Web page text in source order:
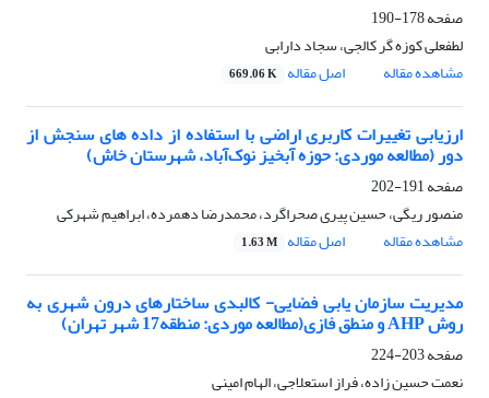
صفحه178-190
لطفعلی کوزه گر کالجی، سجاد دارابی
مشاهده مقاله
اصل مقاله 669.06 K
ارزیابی تغییرات کاربری اراضی با استفاده از داده های سنجش از
دور (مطالعه موردی: حوزه آبخیز نوک‌آباد، شهرستان خاش)
صفحه191-202
منصور ریگی، حسین پیری صحراگرد، محمدرضا دهمرده، ابراهیم شهرکی
مشاهده مقاله
اصل مقاله 1.63 M
مدیریت سازمان یابی فضایی- کالبدی ساختارهای درون شهری به
روش AHP و منطق فازی(مطالعه موردی: منطقه17 شهر تهران)
صفحه203-224
نعمت حسین زاده، فراز استعلاجی، الهام امینی